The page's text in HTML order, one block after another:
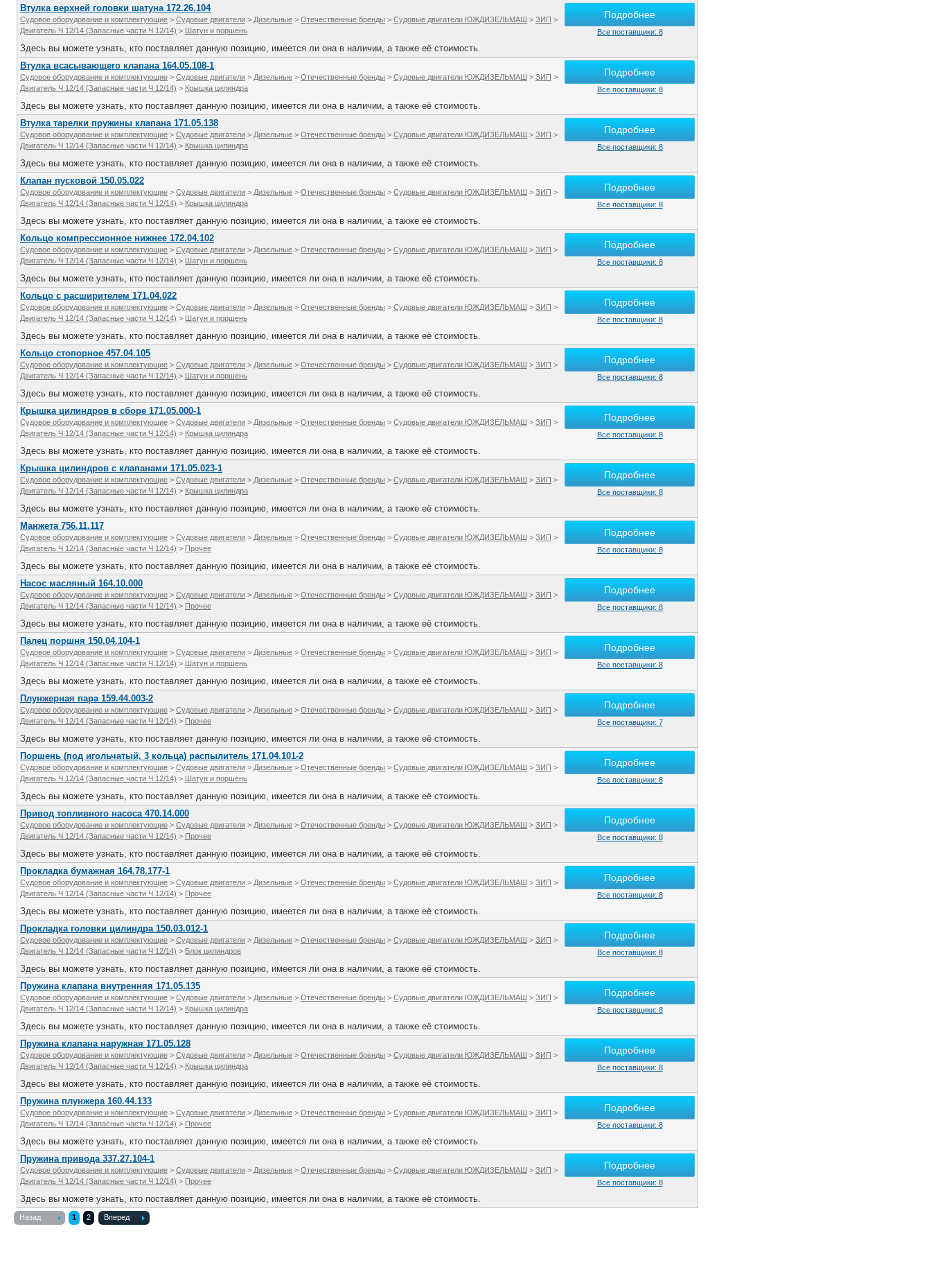
Втулка верхней головки шатуна 172.26.104
Судовое оборудование и комплектующие > Судовые двигатели > Дизельные > Отечественные бренды > Судовые двигатели ЮЖДИЗЕЛЬМАШ > ЗИП >
Двигатель Ч 12/14 (Запасные части Ч 12/14) > Шатун и поршень
Здесь вы можете узнать, кто поставляет данную позицию, имеется ли она в наличии, а также её стоимость.
Подробнее
Все поставщики: 8
Втулка всасывающего клапана 164.05.108-1
Судовое оборудование и комплектующие > Судовые двигатели > Дизельные > Отечественные бренды > Судовые двигатели ЮЖДИЗЕЛЬМАШ > ЗИП >
Двигатель Ч 12/14 (Запасные части Ч 12/14) > Крышка цилиндра
Здесь вы можете узнать, кто поставляет данную позицию, имеется ли она в наличии, а также её стоимость.
Подробнее
Все поставщики: 8
Втулка тарелки пружины клапана 171.05.138
Судовое оборудование и комплектующие > Судовые двигатели > Дизельные > Отечественные бренды > Судовые двигатели ЮЖДИЗЕЛЬМАШ > ЗИП >
Двигатель Ч 12/14 (Запасные части Ч 12/14) > Крышка цилиндра
Здесь вы можете узнать, кто поставляет данную позицию, имеется ли она в наличии, а также её стоимость.
Подробнее
Все поставщики: 8
Клапан пусковой 150.05.022
Судовое оборудование и комплектующие > Судовые двигатели > Дизельные > Отечественные бренды > Судовые двигатели ЮЖДИЗЕЛЬМАШ > ЗИП >
Двигатель Ч 12/14 (Запасные части Ч 12/14) > Крышка цилиндра
Здесь вы можете узнать, кто поставляет данную позицию, имеется ли она в наличии, а также её стоимость.
Подробнее
Все поставщики: 8
Кольцо компрессионное нижнее 172.04.102
Судовое оборудование и комплектующие > Судовые двигатели > Дизельные > Отечественные бренды > Судовые двигатели ЮЖДИЗЕЛЬМАШ > ЗИП >
Двигатель Ч 12/14 (Запасные части Ч 12/14) > Шатун и поршень
Здесь вы можете узнать, кто поставляет данную позицию, имеется ли она в наличии, а также её стоимость.
Подробнее
Все поставщики: 8
Кольцо с расширителем 171.04.022
Судовое оборудование и комплектующие > Судовые двигатели > Дизельные > Отечественные бренды > Судовые двигатели ЮЖДИЗЕЛЬМАШ > ЗИП >
Двигатель Ч 12/14 (Запасные части Ч 12/14) > Шатун и поршень
Здесь вы можете узнать, кто поставляет данную позицию, имеется ли она в наличии, а также её стоимость.
Подробнее
Все поставщики: 8
Кольцо стопорное 457.04.105
Судовое оборудование и комплектующие > Судовые двигатели > Дизельные > Отечественные бренды > Судовые двигатели ЮЖДИЗЕЛЬМАШ > ЗИП >
Двигатель Ч 12/14 (Запасные части Ч 12/14) > Шатун и поршень
Здесь вы можете узнать, кто поставляет данную позицию, имеется ли она в наличии, а также её стоимость.
Подробнее
Все поставщики: 8
Крышка цилиндров в сборе 171.05.000-1
Судовое оборудование и комплектующие > Судовые двигатели > Дизельные > Отечественные бренды > Судовые двигатели ЮЖДИЗЕЛЬМАШ > ЗИП >
Двигатель Ч 12/14 (Запасные части Ч 12/14) > Крышка цилиндра
Здесь вы можете узнать, кто поставляет данную позицию, имеется ли она в наличии, а также её стоимость.
Подробнее
Все поставщики: 8
Крышка цилиндров с клапанами 171.05.023-1
Судовое оборудование и комплектующие > Судовые двигатели > Дизельные > Отечественные бренды > Судовые двигатели ЮЖДИЗЕЛЬМАШ > ЗИП >
Двигатель Ч 12/14 (Запасные части Ч 12/14) > Крышка цилиндра
Здесь вы можете узнать, кто поставляет данную позицию, имеется ли она в наличии, а также её стоимость.
Подробнее
Все поставщики: 8
Манжета 756.11.117
Судовое оборудование и комплектующие > Судовые двигатели > Дизельные > Отечественные бренды > Судовые двигатели ЮЖДИЗЕЛЬМАШ > ЗИП >
Двигатель Ч 12/14 (Запасные части Ч 12/14) > Прочее
Здесь вы можете узнать, кто поставляет данную позицию, имеется ли она в наличии, а также её стоимость.
Подробнее
Все поставщики: 8
Насос масляный 164.10.000
Судовое оборудование и комплектующие > Судовые двигатели > Дизельные > Отечественные бренды > Судовые двигатели ЮЖДИЗЕЛЬМАШ > ЗИП >
Двигатель Ч 12/14 (Запасные части Ч 12/14) > Прочее
Здесь вы можете узнать, кто поставляет данную позицию, имеется ли она в наличии, а также её стоимость.
Подробнее
Все поставщики: 8
Палец поршня 150.04.104-1
Судовое оборудование и комплектующие > Судовые двигатели > Дизельные > Отечественные бренды > Судовые двигатели ЮЖДИЗЕЛЬМАШ > ЗИП >
Двигатель Ч 12/14 (Запасные части Ч 12/14) > Шатун и поршень
Здесь вы можете узнать, кто поставляет данную позицию, имеется ли она в наличии, а также её стоимость.
Подробнее
Все поставщики: 8
Плунжерная пара 159.44.003-2
Судовое оборудование и комплектующие > Судовые двигатели > Дизельные > Отечественные бренды > Судовые двигатели ЮЖДИЗЕЛЬМАШ > ЗИП >
Двигатель Ч 12/14 (Запасные части Ч 12/14) > Прочее
Здесь вы можете узнать, кто поставляет данную позицию, имеется ли она в наличии, а также её стоимость.
Подробнее
Все поставщики: 7
Поршень (под игольчатый, 3 кольца) распылитель 171.04.101-2
Судовое оборудование и комплектующие > Судовые двигатели > Дизельные > Отечественные бренды > Судовые двигатели ЮЖДИЗЕЛЬМАШ > ЗИП >
Двигатель Ч 12/14 (Запасные части Ч 12/14) > Шатун и поршень
Здесь вы можете узнать, кто поставляет данную позицию, имеется ли она в наличии, а также её стоимость.
Подробнее
Все поставщики: 8
Привод топливного насоса 470.14.000
Судовое оборудование и комплектующие > Судовые двигатели > Дизельные > Отечественные бренды > Судовые двигатели ЮЖДИЗЕЛЬМАШ > ЗИП >
Двигатель Ч 12/14 (Запасные части Ч 12/14) > Прочее
Здесь вы можете узнать, кто поставляет данную позицию, имеется ли она в наличии, а также её стоимость.
Подробнее
Все поставщики: 8
Прокладка бумажная 164.78.177-1
Судовое оборудование и комплектующие > Судовые двигатели > Дизельные > Отечественные бренды > Судовые двигатели ЮЖДИЗЕЛЬМАШ > ЗИП >
Двигатель Ч 12/14 (Запасные части Ч 12/14) > Прочее
Здесь вы можете узнать, кто поставляет данную позицию, имеется ли она в наличии, а также её стоимость.
Подробнее
Все поставщики: 8
Прокладка головки цилиндра 150.03.012-1
Судовое оборудование и комплектующие > Судовые двигатели > Дизельные > Отечественные бренды > Судовые двигатели ЮЖДИЗЕЛЬМАШ > ЗИП >
Двигатель Ч 12/14 (Запасные части Ч 12/14) > Блок цилиндров
Здесь вы можете узнать, кто поставляет данную позицию, имеется ли она в наличии, а также её стоимость.
Подробнее
Все поставщики: 8
Пружина клапана внутренняя 171.05.135
Судовое оборудование и комплектующие > Судовые двигатели > Дизельные > Отечественные бренды > Судовые двигатели ЮЖДИЗЕЛЬМАШ > ЗИП >
Двигатель Ч 12/14 (Запасные части Ч 12/14) > Крышка цилиндра
Здесь вы можете узнать, кто поставляет данную позицию, имеется ли она в наличии, а также её стоимость.
Подробнее
Все поставщики: 8
Пружина клапана наружная 171.05.128
Судовое оборудование и комплектующие > Судовые двигатели > Дизельные > Отечественные бренды > Судовые двигатели ЮЖДИЗЕЛЬМАШ > ЗИП >
Двигатель Ч 12/14 (Запасные части Ч 12/14) > Крышка цилиндра
Здесь вы можете узнать, кто поставляет данную позицию, имеется ли она в наличии, а также её стоимость.
Подробнее
Все поставщики: 8
Пружина плунжера 160.44.133
Судовое оборудование и комплектующие > Судовые двигатели > Дизельные > Отечественные бренды > Судовые двигатели ЮЖДИЗЕЛЬМАШ > ЗИП >
Двигатель Ч 12/14 (Запасные части Ч 12/14) > Прочее
Здесь вы можете узнать, кто поставляет данную позицию, имеется ли она в наличии, а также её стоимость.
Подробнее
Все поставщики: 8
Пружина привода 337.27.104-1
Судовое оборудование и комплектующие > Судовые двигатели > Дизельные > Отечественные бренды > Судовые двигатели ЮЖДИЗЕЛЬМАШ > ЗИП >
Двигатель Ч 12/14 (Запасные части Ч 12/14) > Прочее
Здесь вы можете узнать, кто поставляет данную позицию, имеется ли она в наличии, а также её стоимость.
Подробнее
Все поставщики: 8
Назад 1 2 Вперед